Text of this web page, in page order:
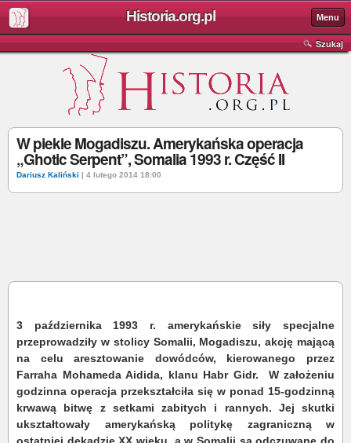
Historia.org.pl Menu
Szukaj
W piekle Mogadiszu. Amerykańska operacja
„Ghotic Serpent”, Somalia 1993 r. Część II
Dariusz Kaliński | 4 lutego 2014 18:00
3 października 1993 r. amerykańskie siły specjalne
przeprowadziły w stolicy Somalii, Mogadiszu, akcję mającą
na celu aresztowanie dowódców, kierowanego przez
Farraha Mohameda Aidida, klanu Habr Gidr. W założeniu
godzinna operacja przekształciła się w ponad 15-godzinną
krwawą bitwę z setkami zabitych i rannych. Jej skutki
ukształtowały amerykańską politykę zagraniczną w